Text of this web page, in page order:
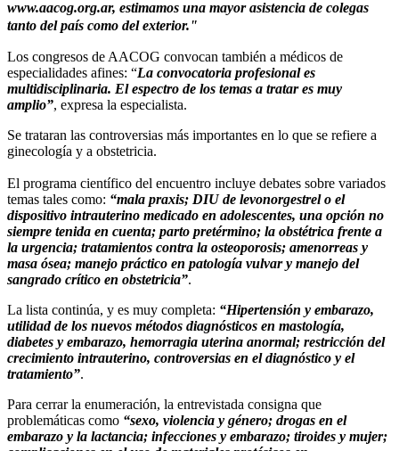
www.aacog.org.ar, estimamos una mayor asistencia de colegas
tanto del país como del exterior."
Los congresos de AACOG convocan también a médicos de
especialidades afines: “La convocatoria profesional es
multidisciplinaria. El espectro de los temas a tratar es muy
amplio”, expresa la especialista.
Se trataran las controversias más importantes en lo que se refiere a
ginecología y a obstetricia.
El programa científico del encuentro incluye debates sobre variados
temas tales como: “mala praxis; DIU de levonorgestrel o el
dispositivo intrauterino medicado en adolescentes, una opción no
siempre tenida en cuenta; parto pretérmino; la obstétrica frente a
la urgencia; tratamientos contra la osteoporosis; amenorreas y
masa ósea; manejo práctico en patología vulvar y manejo del
sangrado crítico en obstetricia”.
La lista continúa, y es muy completa: “Hipertensión y embarazo,
utilidad de los nuevos métodos diagnósticos en mastología,
diabetes y embarazo, hemorragia uterina anormal; restricción del
crecimiento intrauterino, controversias en el diagnóstico y el
tratamiento”.
Para cerrar la enumeración, la entrevistada consigna que
problemáticas como “sexo, violencia y género; drogas en el
embarazo y la lactancia; infecciones y embarazo; tiroides y mujer;